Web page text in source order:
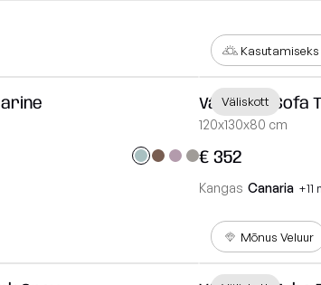
Diivanid
Mooduldiivanid
Komplektid
Lauad
Koeravoodid
Väliskott
Väliskott Sofa
120x130x80 cm
€ 352
Kangas Canaria +11
Mõnus Veluur